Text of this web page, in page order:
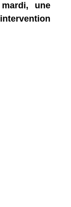
une